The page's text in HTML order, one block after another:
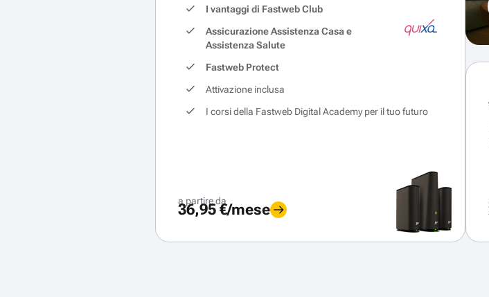
I vantaggi di Fastweb Club
Assicurazione Assistenza Casa e
Assistenza Salute
Fastweb Protect
Attivazione inclusa
I corsi della Fastweb Digital Academy per il tuo futuro
a partire da
36,95 €/mese